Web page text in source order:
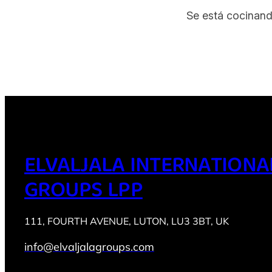
Se está
ELVALJALA
GROUPS LPP
111, FOURTH AVENUE, LUTON, LU3 3BT, UK
info@elvaljalagroups.com